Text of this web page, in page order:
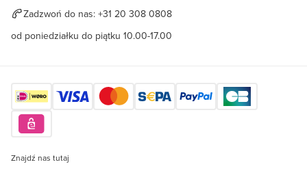
Zadzwoń do nas: +31 20 308 0808
od poniedziałku do piątku 10.00-17.00
Znajdź nas tutaj